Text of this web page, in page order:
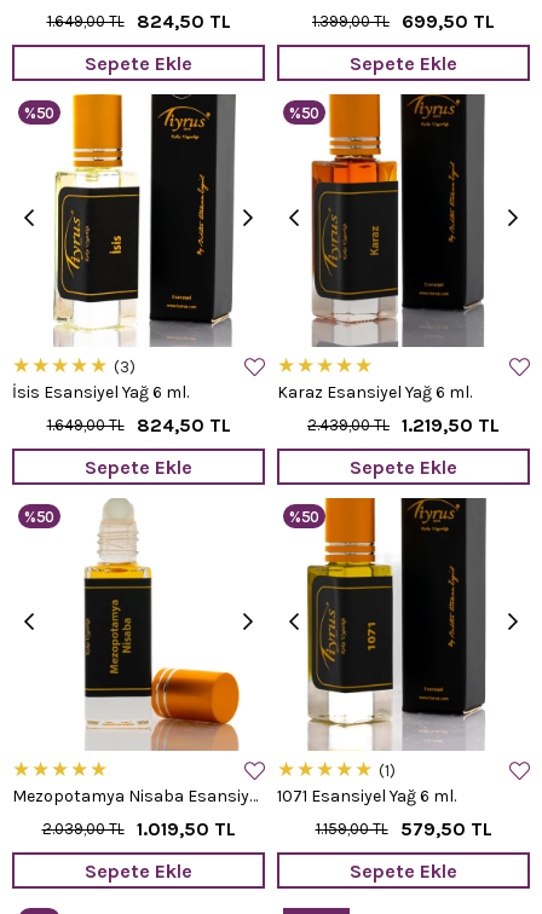
824,50 TL
1.649,00 TL
Sepete Ekle
699,50 TL
1.399,00 TL
Sepete Ekle
İsis Esansiyel Yağ 6 ml.
★★★★★ 3
824,50 TL
1.649,00 TL
Sepete Ekle
%50
Karaz Esansiyel Yağ 6 ml.
★★★★★
1.219,50 TL
2.439,00 TL
Sepete Ekle
%50
Mezopotamya Nisaba Esansiyel Yağ 6 ml.
★★★★★
1.019,50 TL
2.039,00 TL
Sepete Ekle
%50
1071 Esansiyel Yağ 6 ml.
★★★★★ 1
579,50 TL
1.159,00 TL
Sepete Ekle
%50